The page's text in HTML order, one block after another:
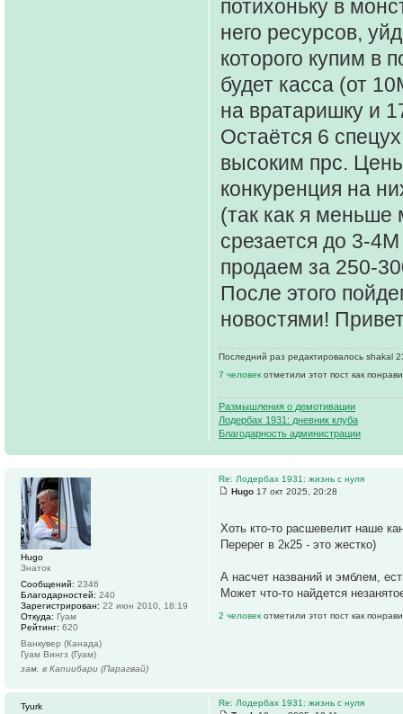
потихоньку в
него ресурсов,
которого купим в
будет касса (от
на вратаришку и
Остаётся 6
высоким прс.
конкуренция на
(так как я меньше
срезается до 3-
продаем за 250-
После этого
новостями!
Последний раз редактировалось shakal
7 человек отметили этот пост как
Размышления о демотивации
Лодербах 1931: дневник клуба
Благодарность администрации
Re: Лодербах 1931: жизнь с нуля
Hugo 17 окт 2025, 20:28
Хоть кто-то расшевелит наше
Перерег в 2к25 - это жестко)
А насчет названий и эмблем,
Может что-то найдется
2 человек отметили этот пост как
Hugo
Знаток
Сообщений: 2346
Благодарностей: 240
Зарегистрирован: 22 июн 2010, 18:19
Откуда: Гуам
Рейтинг: 620
Ванкувер (Канада)
Гуам Вингз (Гуам)
зам. в Капиибари (Парагвай)
Re: Лодербах 1931: жизнь с нуля
Tyurk